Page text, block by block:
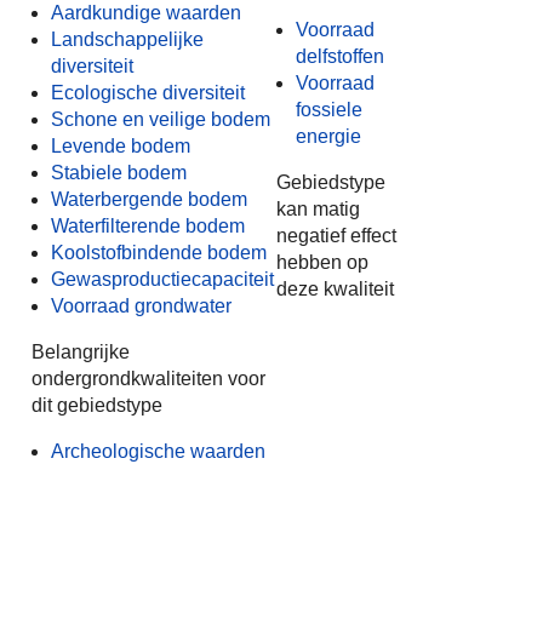
Aardkundige waarden
Landschappelijke
diversiteit
Ecologische diversiteit
Schone en veilige bodem
Levende bodem
Stabiele bodem
Waterbergende bodem
Waterfilterende bodem
Koolstofbindende bodem
Gewasproductiecapaciteit
Voorraad grondwater
Belangrijke
ondergrondkwaliteiten voor
dit gebiedstype
Archeologische waarden
Voorraad
delfstoffen
Voorraad
fossiele
energie
Gebiedstype
kan matig
negatief effect
hebben op
deze kwaliteit